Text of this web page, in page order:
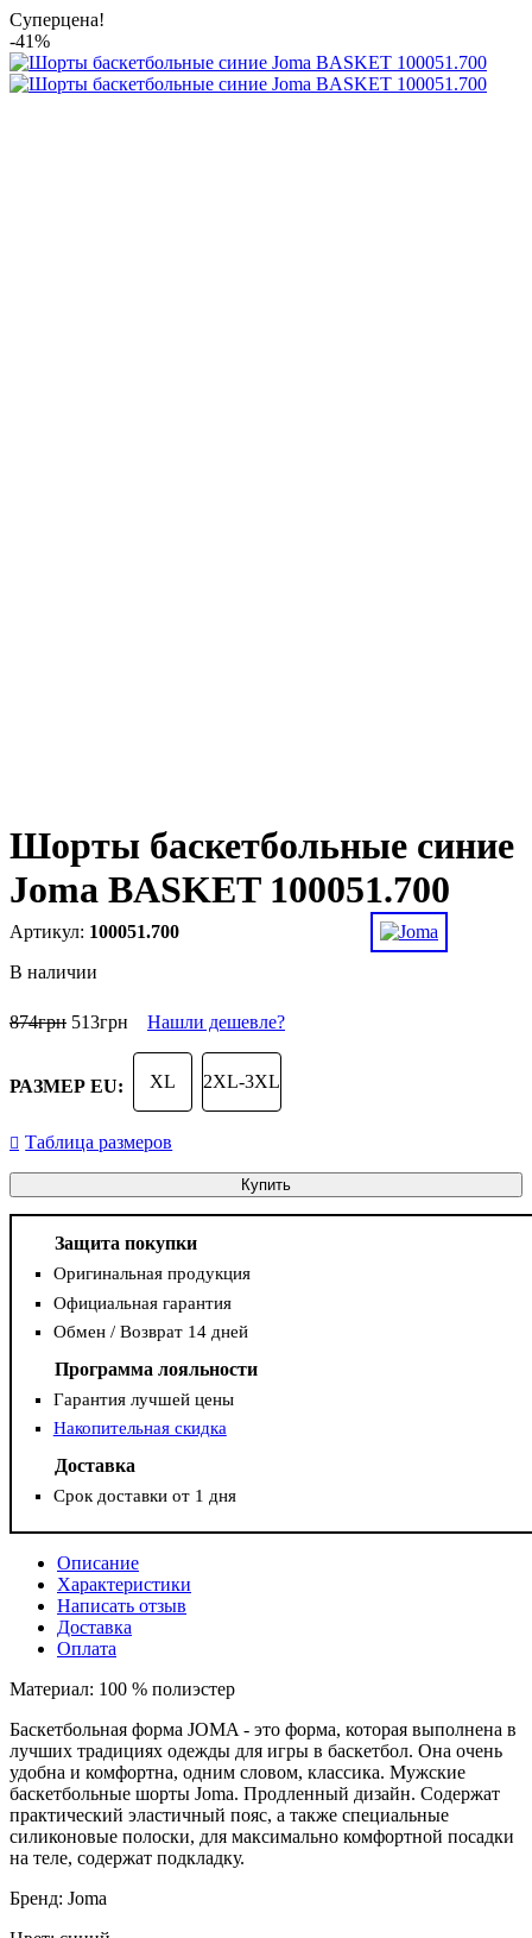
Суперцена!
-41%
Шорты баскетбольные синие
Joma BASKET 100051.700
100051.700
В наличии
874грн 513грн Нашли дешевле?
РАЗМЕР EU: XL 2XL-3XL
Таблица размеров
Купить
Защита покупки
Оригинальная продукция
Официальная гарантия
Обмен / Возврат 14 дней
Программа лояльности
Гарантия лучшей цены
Накопительная скидка
Доставка
Срок доставки от 1 дня
Описание
Характеристики
Написать отзыв
Доставка
Оплата
Материал: 100 % полиэстер
Баскетбольная форма JOMA - это форма, которая выполнена в
лучших традициях одежды для игры в баскетбол. Она очень
удобна и комфортна, одним словом, классика. Мужские
баскетбольные шорты Joma. Продленный дизайн. Содержат
практический эластичный пояс, а также специальные
силиконовые полоски, для максимально комфортной посадки
на теле, содержат подкладку.
Бренд: Joma